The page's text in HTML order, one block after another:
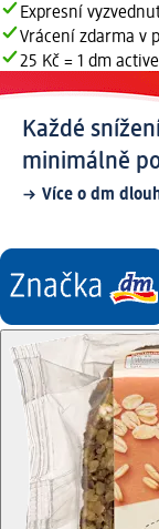
Expresní
Vrácení zdarma v
25 Kč = 1 dm
Každé
minimálně
Více o dm